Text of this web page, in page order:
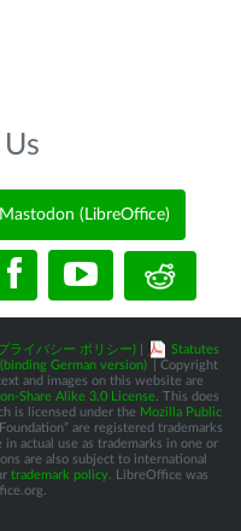
Mastodon (LibreOffice)
ライバシー ポリシー)
Statutes
German version)
| Copyright
and images on this website are
Share Alike 3.0 License. This does
is licensed under the Mozilla Public
are registered trademarks
actual use as trademarks in one or
are also subject to international
trademark policy. LibreOffice was